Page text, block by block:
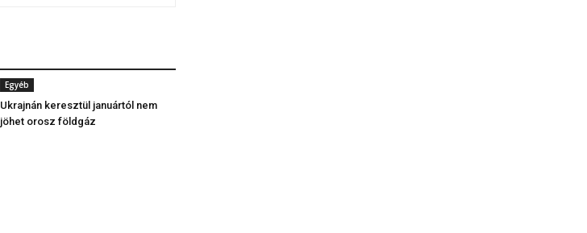
Egyéb
Ukrajnán keresztül januártól nem
jöhet orosz földgáz